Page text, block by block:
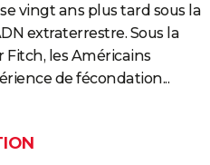
vingt ans plus tard sous la
extraterrestre. Sous la
les Américains
de fécondation...